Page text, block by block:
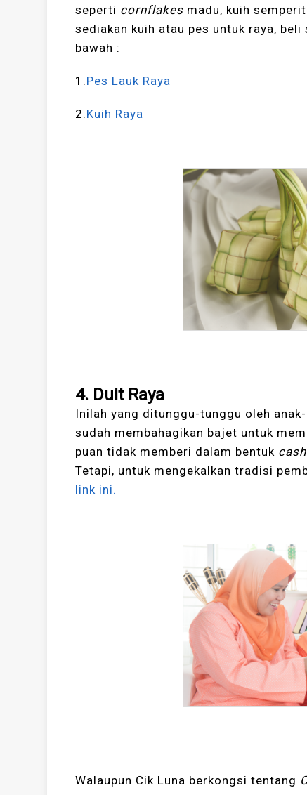
seperti cornflakes madu, kuih
sediakan kuih atau pes untuk raya,
bawah :
1.Pes Lauk Raya
2.Kuih Raya
4. Duit Raya
Inilah yang ditunggu-tunggu oleh
sudah membahagikan bajet untuk
puan tidak memberi dalam bentuk cash
Tetapi, untuk mengekalkan tradisi
link ini.
Walaupun Cik Luna berkongsi tentang